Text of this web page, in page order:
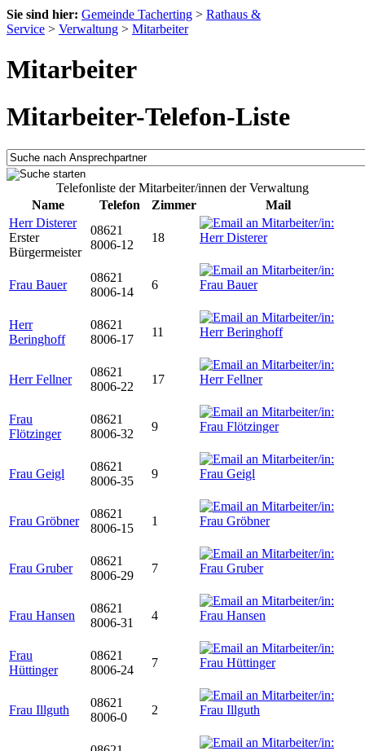
Sie sind hier: Gemeinde Tacherting > Rathaus &
Service > Verwaltung > Mitarbeiter
Mitarbeiter
Mitarbeiter-Telefon-Liste
Telefonliste der Mitarbeiter/innen der Verwaltung
Name
Telefon Zimmer
Mail
Herr Disterer
Erster
Bürgermeister
08621
8006-12
18
Frau Bauer
08621
8006-14
6
Herr
Beringhoff
08621
8006-17
11
Herr Fellner
08621
8006-22
17
Frau
Flötzinger
08621
8006-32
9
Frau Geigl
08621
8006-35
9
Frau Gröbner
08621
8006-15
1
Frau Gruber
08621
8006-29
7
Frau Hansen
08621
8006-31
4
Frau
Hüttinger
08621
8006-24
7
Frau Illguth
08621
8006-0
2